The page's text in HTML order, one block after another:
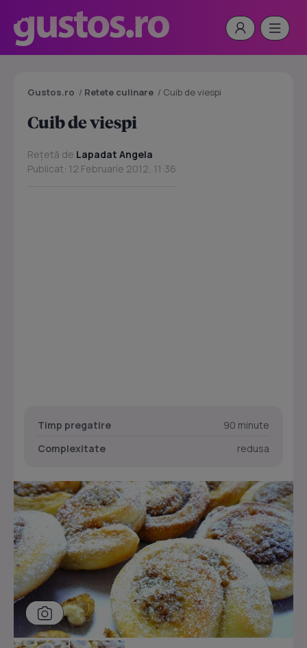
Gustos.ro / Retete culinare / Cuib de viespi
Cuib de viespi
Rețetă de Lapadat Angela
Publicat: 12 Februarie 2012, 11:36
Timp pregatire
90 minute
Complexitate
redusa